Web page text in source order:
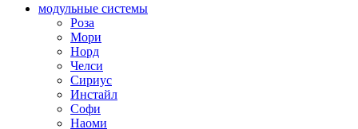
модульные системы
Роза
Мори
Норд
Челси
Сириус
Инстайл
Софи
Наоми